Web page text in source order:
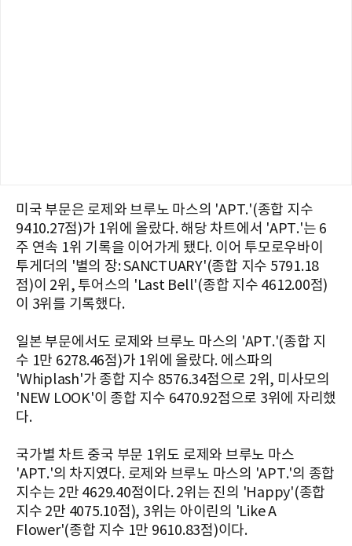
미국 부문은 로제와 브루노 마스의 'APT.'(종합 지수
9410.27점)가 1위에 올랐다. 해당 차트에서 'APT.'는 6
주 연속 1위 기록을 이어가게 됐다. 이어 투모로우바이
투게더의 '별의 장: SANCTUARY'(종합 지수 5791.18
점)이 2위, 투어스의 'Last Bell'(종합 지수 4612.00점)
이 3위를 기록했다.
일본 부문에서도 로제와 브루노 마스의 'APT.'(종합 지
수 1만 6278.46점)가 1위에 올랐다. 에스파의
'Whiplash'가 종합 지수 8576.34점으로 2위, 미사모의
'NEW LOOK'이 종합 지수 6470.92점으로 3위에 자리했
다.
국가별 차트 중국 부문 1위도 로제와 브루노 마스
'APT.'의 차지였다. 로제와 브루노 마스의 'APT.'의 종합
지수는 2만 4629.40점이다. 2위는 진의 'Happy'(종합
지수 2만 4075.10점), 3위는 아이린의 'Like A
Flower'(종합 지수 1만 9610.83점)이다.